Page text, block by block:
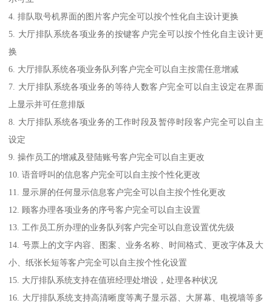
4. 排队取号机界面的图片客户完全可以按个性化自主设计更换
5. 大厅排队系统各项业务的按键客户完全可以按个性化自主设计更
换
6. 大厅排队系统各项业务队列客户完全可以自主按需任意增减
7. 大厅排队系统各项业务的等待人数客户完全可以自主设定在界面
上显示并可任意排版
8. 大厅排队系统各项业务的工作时段及暂停时段客户完全可以自主
设定
9. 操作员工的增减及登陆账号客户完全可以自主更改
10. 语音呼叫的信息客户完全可以自主按个性化更改
11. 显示屏的任何显示信息客户完全可以自主按个性化更改
12. 顾客办理各项业务的序号客户完全可以自主设置
13. 工作员工所办理的业务队列客户完全可以自意设置优先级
14. 号票上的文字内容、图案、业务名称、时间格式、更改字体及大
小、纸张长短等客户完全可以自主按个性化设置
15. 大厅排队系统支持在值班经理处增设，处理各种状况
16. 大厅排队系统支持高清晰度等离子显示器、大屏幕、电视墙等多